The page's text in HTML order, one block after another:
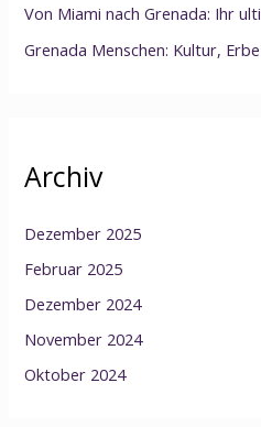
Von Miami nach Grenada: Ihr
Grenada Menschen: Kultur,
Archiv
Dezember 2025
Februar 2025
Dezember 2024
November 2024
Oktober 2024